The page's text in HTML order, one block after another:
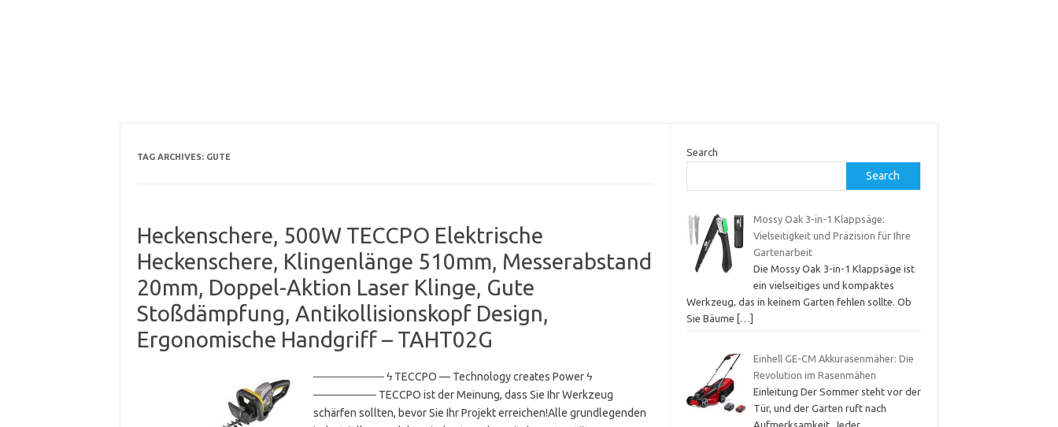
TAG ARCHIVES: GUTE
Heckenschere, 500W TECCPO Elektrische
Heckenschere, Klingenlänge 510mm, Messerabstand
20mm, Doppel-Aktion Laser Klinge, Gute
Stoßdämpfung, Antikollisionskopf Design,
Ergonomische Handgriff – TAHT02G
───────── ϟ TECCPO — Technology creates Power ϟ
──────── TECCPO ist der Meinung, dass Sie Ihr Werkzeug
schärfen sollten, bevor Sie Ihr Projekt erreichen!Alle grundlegenden
Search
Search
Mossy Oak 3-in-1 Klappsäge:
Vielseitigkeit und Präzision für Ihre
Gartenarbeit
Die Mossy Oak 3-in-1 Klappsäge ist
ein vielseitiges und kompaktes
Werkzeug, das in keinem Garten fehlen sollte. Ob
Sie Bäume
[…]
Einhell GE-CM Akkurasenmäher: Die
Revolution im Rasenmähen
Einleitung Der Sommer steht vor der
Tür, und der Garten ruft nach